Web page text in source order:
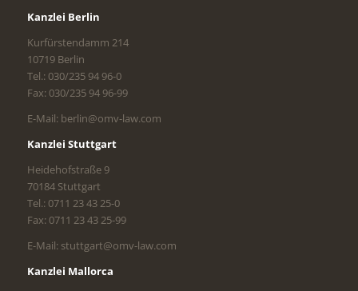
Kanzlei Berlin
Kurfürstendamm 214
10719 Berlin
Tel.: 030/235 94 96-0
Fax: 030/235 94 96-99
E-Mail: berlin@omv-law.com
Kanzlei Stuttgart
Heidehofstraße 9
70184 Stuttgart
Tel.: 0711 23 43 25-0
Fax: 0711 23 43 25-99
E-Mail: stuttgart@omv-law.com
Kanzlei Mallorca